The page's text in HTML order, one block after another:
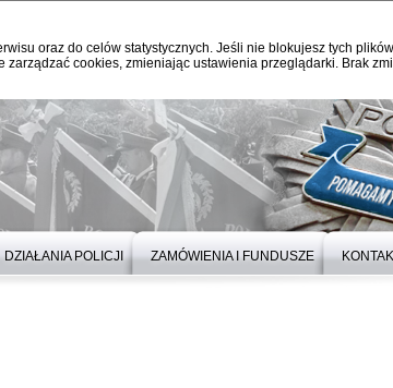
oraz do celów statystycznych. Jeśli nie blokujesz tych
cookies, zmieniając ustawienia przeglądarki. Brak
DZIAŁANIA POLICJI ZAMÓWIENIA I FUNDUSZE